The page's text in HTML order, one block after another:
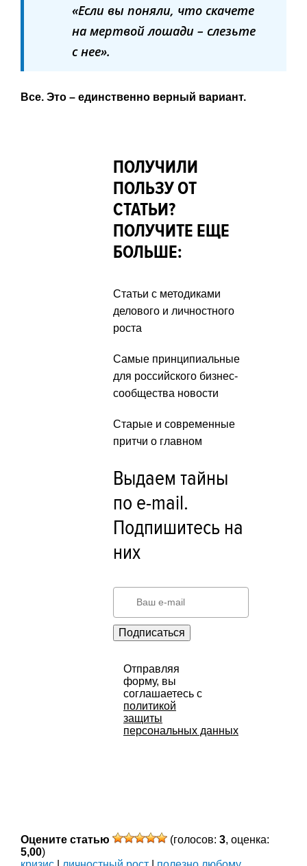
«Если вы поняли, что скачете
на мертвой лошади – слезьте
с нее».
Все. Это – единственно верный вариант.
ПОЛУЧИЛИ
ПОЛЬЗУ ОТ
СТАТЬИ?
ПОЛУЧИТЕ ЕЩЕ
БОЛЬШЕ:
Статьи с методиками
делового и личностного
роста
Самые принципиальные
для российского бизнес-
сообщества новости
Старые и современные
притчи о главном
Выдаем тайны
по e-mail.
Подпишитесь на
них
Подписаться
Отправляя
форму, вы
соглашаетесь с
политикой
защиты
персональных данных
Оцените статью (голосов: 3, оценка:
5,00)